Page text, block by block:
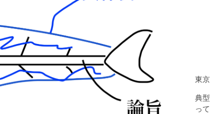
東
典
っ